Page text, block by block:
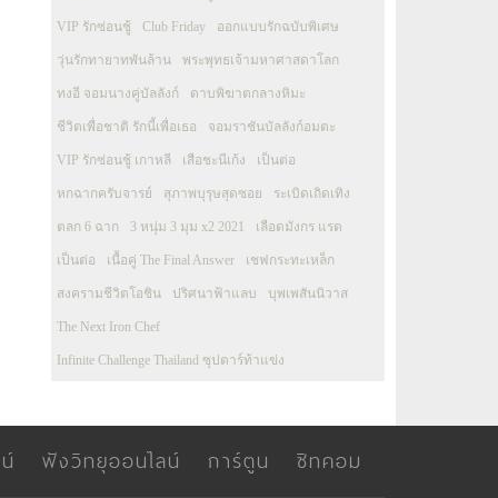
VIP รักซ่อนชู้ Club Friday ออกแบบรักฉบับพิเศษ
วุ่นรักทายาทพันล้าน พระพุทธเจ้ามหาศาสดาโลก
ทงอี จอมนางคู่บัลลังก์ ดาบพิฆาตกลางหิมะ
ชีวิตเพื่อชาติ รักนี้เพื่อเธอ จอมราชันบัลลังก์อมตะ
VIP รักซ่อนชู้ เกาหลี เสือชะนีเก้ง เป็นต่อ
หกฉากครับจารย์ สุภาพบุรุษสุดซอย ระเบิดเถิดเทิง
ตลก 6 ฉาก 3 หนุ่ม 3 มุม x2 2021 เลือดมังกร แรด
เป็นต่อ เนื้อคู่ The Final Answer เชฟกระทะเหล็ก
สงครามชีวิตโอชิน ปริศนาฟ้าแลบ บุพเพสันนิวาส
The Next Iron Chef
Infinite Challenge Thailand ซุปตาร์ท้าแข่ง
ฟังวิทยุออนไลน์ การ์ตูน ซิทคอม